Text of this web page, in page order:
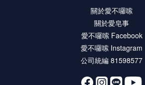
關於愛不囉嗦
關於愛皂事
愛不囉嗦 Facebook
愛不囉嗦 Instagram
公司統編 81598577